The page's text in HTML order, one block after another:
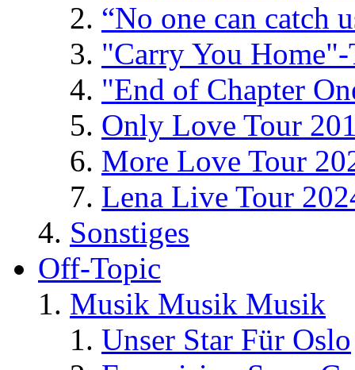
“No one can catch
"Carry You
"End of Chapter
Only Love Tour
More Love Tour
Lena Live Tour
Sonstiges
Off-Topic
Musik Musik Musik
Unser Star Für Oslo